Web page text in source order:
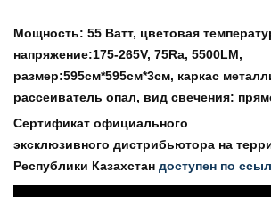
Мощность: 55 Ватт, цветовая
напряжение:175-265V, 75Ra, 5500LM,
размер:595см*595см*3см, каркас
рассеиватель опал, вид свечения:
Сертификат официального
эксклюзивного дистрибьютора на
Республики Казахстан доступен по